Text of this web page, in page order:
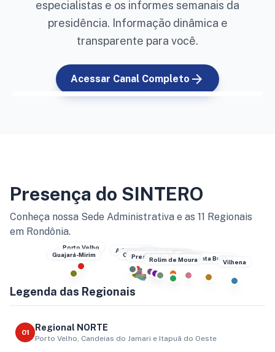
especialistas e os informes semanais da
presidência. Informação dinâmica e
transparente para você.
Acessar Canal Completo arrow_forward
Presença do SINTERO
Conheça nossa Sede Administrativa e as 11 Regionais
em Rondônia.
Porto Velho
Guajará-Mirim
Ariquemes Jaru
Ouro preto do Oeste
Ji-Paraná
Presidente MediciCacoal
Pimenta Bueno
Rolim de Moura Vilhena
Legenda das Regionais
01 Regional NORTE
Porto Velho, Candeias do Jamari e Itapuã do Oeste